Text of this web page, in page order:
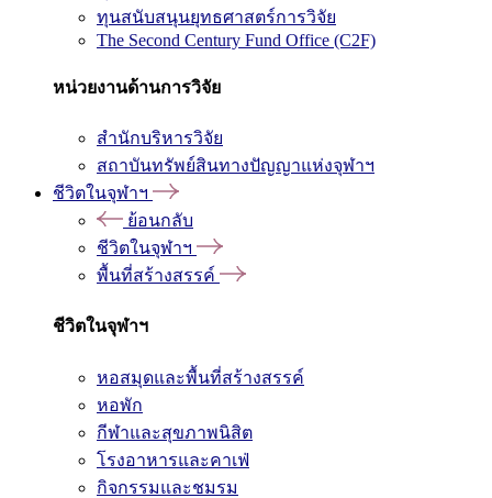
ทุนสนับสนุนยุทธศาสตร์การวิจัย
The Second Century Fund Office (C2F)
หน่วยงานด้านการวิจัย
สำนักบริหารวิจัย
สถาบันทรัพย์สินทางปัญญาแห่งจุฬาฯ
ชีวิตในจุฬาฯ
ย้อนกลับ
ชีวิตในจุฬาฯ
พื้นที่สร้างสรรค์
ชีวิตในจุฬาฯ
หอสมุดและพื้นที่สร้างสรรค์
หอพัก
กีฬาและสุขภาพนิสิต
โรงอาหารและคาเฟ่
กิจกรรมและชมรม